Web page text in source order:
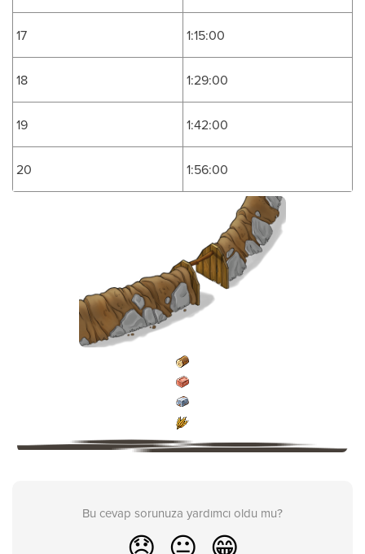
17 1:15:00
18 1:29:00
19 1:42:00
20 1:56:00
Bu cevap sorunuza yardımcı oldu mu?